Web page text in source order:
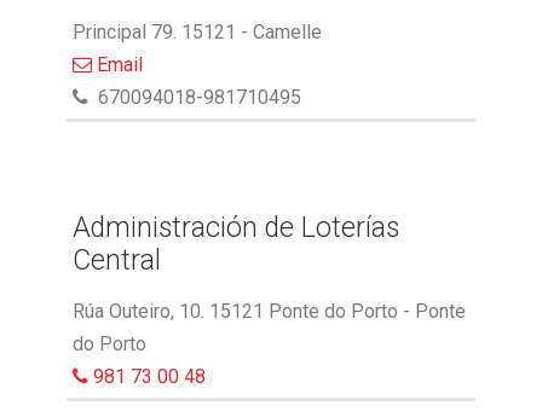
Principal 79. 15121 - Camelle
Email
670094018-981710495
Administración de Loterías
Central
Rúa Outeiro, 10. 15121 Ponte do Porto - Ponte
do Porto
981 73 00 48